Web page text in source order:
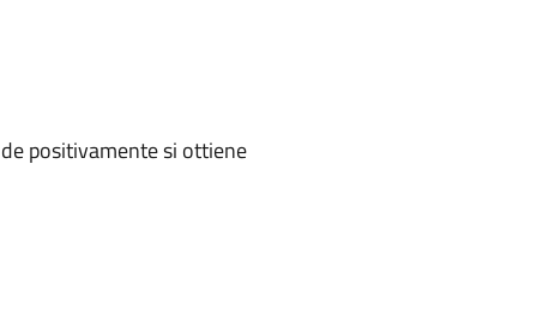
positivamente si ottiene